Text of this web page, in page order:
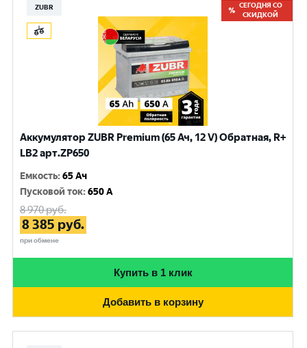
ZUBR
СЕГОДНЯ СО
СКИДКОЙ
Аккумулятор ZUBR Premium (65 Ач, 12 V) Обратная, R+
LB2 арт.ZP650
Емкость:65 Ач
Пусковой ток:650 A
8 970руб.
8 385 руб.
при обмене
Купить в 1 клик
Добавить в корзину